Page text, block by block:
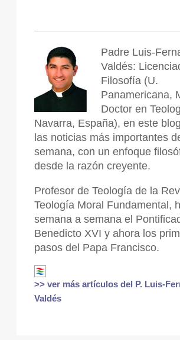
Padre Luis-
Valdés:
Filosofía (U.
Panamericana,
Doctor en
Navarra, España), en este
las noticias más importantes
semana, con un enfoque
desde la razón creyente.
Profesor de Teología de la
Teología Moral Fundamental,
semana a semana el
Benedicto XVI y ahora los
pasos del Papa Francisco.
>> ver más artículos del P. Luis-
Valdés